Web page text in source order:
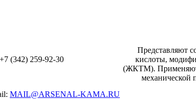
(342) 259-92-30
MAIL@ARSENAL-KAMA.RU
Представляют
кислоты,
(ЖКТМ).
механической